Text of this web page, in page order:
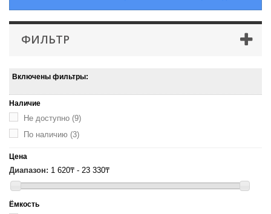
ФИЛЬТР
Включены фильтры:
Наличие
Не доступно (9)
По наличию (3)
Цена
Диапазон: 1 620₸ - 23 330₸
Ёмкость